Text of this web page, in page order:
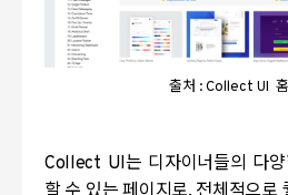
출처 : Collect UI
Collect UI는 디자이너들의 다